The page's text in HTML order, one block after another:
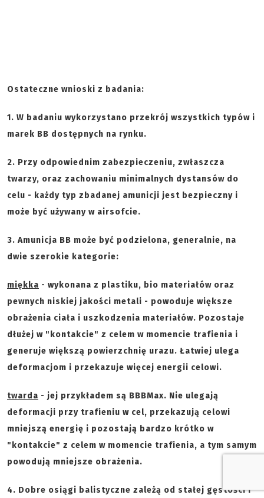
Ostateczne wnioski z badania:
1. W badaniu wykorzystano przekrój wszystkich typów i
marek BB dostępnych na rynku.
2. Przy odpowiednim zabezpieczeniu, zwłaszcza
twarzy, oraz zachowaniu minimalnych dystansów do
celu - każdy typ zbadanej amunicji jest bezpieczny i
może być używany w airsofcie.
3. Amunicja BB może być podzielona, generalnie, na
dwie szerokie kategorie:
miękka - wykonana z plastiku, bio materiałów oraz
pewnych niskiej jakości metali - powoduje większe
obrażenia ciała i uszkodzenia materiałów. Pozostaje
dłużej w "kontakcie" z celem w momencie trafienia i
generuje większą powierzchnię urazu. Łatwiej ulega
deformacjom i przekazuje więcej energii celowi.
twarda - jej przykładem są BBBMax. Nie ulegają
deformacji przy trafieniu w cel, przekazują celowi
mniejszą energię i pozostają bardzo krótko w
"kontakcie" z celem w momencie trafienia, a tym samym
powodują mniejsze obrażenia.
4. Dobre osiągi balistyczne zależą od stałej gęstości i